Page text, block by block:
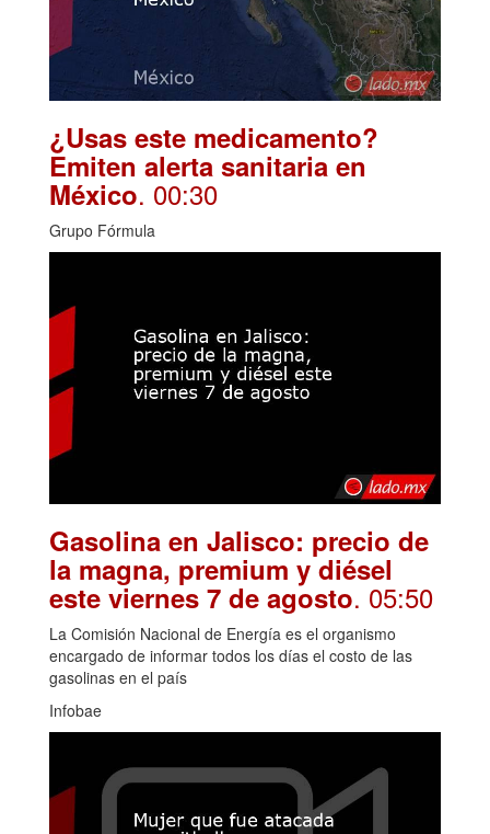
¿Usas este medicamento?
Emiten alerta sanitaria en
México. 00:30
Grupo Fórmula
Gasolina en Jalisco: precio de
la magna, premium y diésel
este viernes 7 de agosto. 05:50
La Comisión Nacional de Energía es el organismo
encargado de informar todos los días el costo de las
gasolinas en el país
Infobae